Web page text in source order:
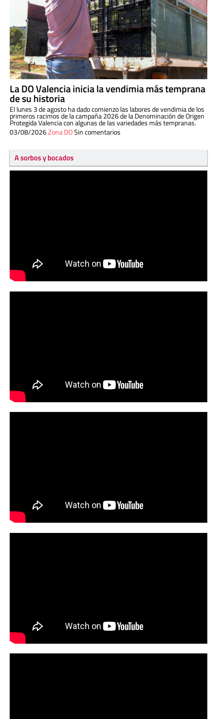
La DO Valencia inicia la vendimia más temprana
de su historia
El lunes 3 de agosto ha dado comienzo las labores de vendimia de los
primeros racimos de la campaña 2026 de la Denominación de Origen
Protegida Valencia con algunas de las variedades más tempranas.
03/08/2026Zona DOSin comentarios
A sorbos y bocados